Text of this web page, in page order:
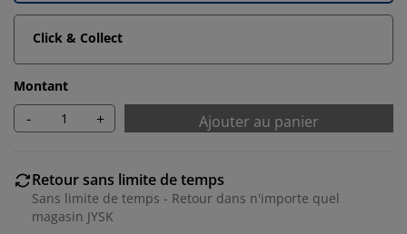
Click & Collect
Montant
- + Ajouter au panier
Retour sans limite de temps
Sans limite de temps - Retour dans n'importe quel
magasin JYSK